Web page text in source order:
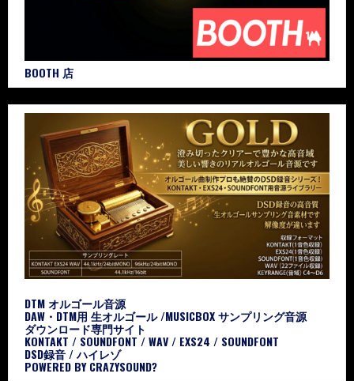
BOOTH 店
DTM オルゴール音源
DAW・DTM用 生オルゴール /MUSICBOX サンプリング音源
ダウンロード専門サイト
KONTAKT / SOUNDFONT / WAV / EXS24 / SOUNDFONT
DSD録音 / ハイレゾ
POWERED BY CRAZYSOUND?